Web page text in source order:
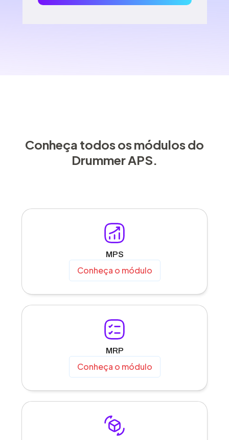
Conheça todos os módulos do
Drummer APS.
MPS
Conheça o módulo
MRP
Conheça o módulo